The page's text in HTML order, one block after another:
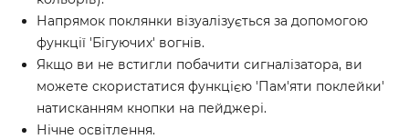
Напрямок поклянки візуалізується за допомогою
функції 'Бігуючих' вогнів.
Якщо ви не встигли побачити сигналізатора, ви
можете скористатися функцією 'Пам'яти поклейки'
натисканням кнопки на пейджері.
Нічне освітлення.